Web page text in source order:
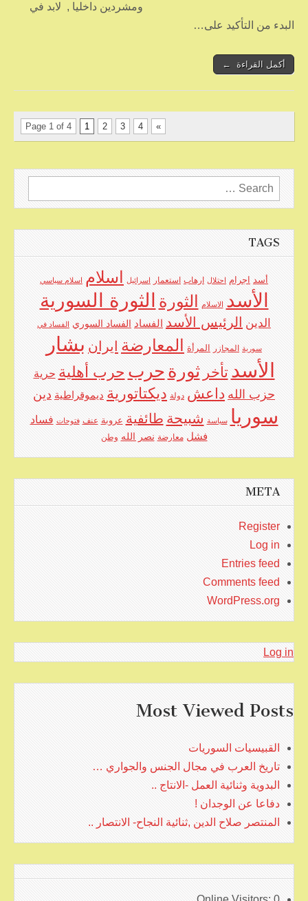
ومشردين داخليا , لابد في
البدء من التأكيد على…
أكمل القراءة ←
Page 1 of 4 1 2 3 4 »
Search
for:
TAGS
أسد اجرام احتلال ارهاب استعمار اسرائيل اسلام اسلام سياسي
الأسد الاسلام الثورة الثورة السورية
الدين الرئيس الأسد الفساد الفساد السوري الفساد في
سورية المجازر المرأة المعارضة ايران بشار
الأسد تأخر ثورة حرب حرب أهلية حرية
حزب الله داعش دولة ديكتاتورية ديموقراطية دين
سوريا سياسة شبيحة طائفية عروبة عنف فتوحات فساد
فشل معارضة نصر الله وطن
META
Register
Log in
Entries feed
Comments feed
WordPress.org
Log in
Most Viewed Posts
القبيسيات السوريات
تاريخ العرب في مجال الجنس والجواري …
البدوية وثنائية العمل -الانتاج ..
دفاعا عن الوجدان !
المنتصر صلاح الدين ,ثنائية النجاح- الانتصار ..